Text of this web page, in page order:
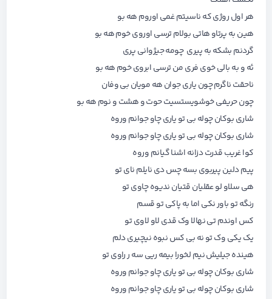
هر اول روژی که ناسیتم غمی اوروم هه بو
هین به پرتاو هاتی بولام ترسی اوروی خوم هه بو
گردنم بشکه به پیری چومه جیژوانی پری
ئه و به بالی خوی فری من ترسی ابروی خوم هه بو
ناحقت ناگرم چون یاری جوان هه مویان بی وفان
چون حریفی خوشویستسیت حوت و هشت و نوم هه بو
شاری بوکان چوله بی تو یاری چاو جوانم وروه
شاری بوکان چوله بی تو یاری چاو جوانم وروه
کوا غریب قدرت دزانه اشنا گیانم وروه
پیم دلین پیربوی بسه چس دی نایلم نای تو
هی سلاو لو عقلیان قتیان ندیوه چاوی تو
رنگه تو باور نکی اما به پاکی تو قسم
کس اوندم تی نهالا وک قدی لاو لاوی تو
یک یکی وک تو نه بی کس نبوه نیچیری دلم
هینده جیلیش نیم لخورا بیمه ریی سه ر راوی تو
شاری بوکان چوله بی تو یاری چاو جوانم وروه
شاری بوکان چوله بی تو یاری چاو جوانم وروه